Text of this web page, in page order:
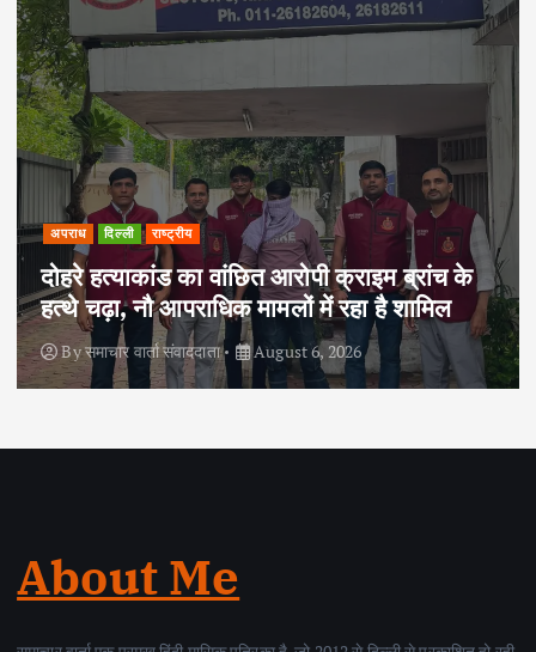
अपराध दिल्ली राष्ट्रीय
दोहरे हत्याकांड का वांछित आरोपी क्राइम ब्रांच के
हत्थे चढ़ा, नौ आपराधिक मामलों में रहा है शामिल
Byसमाचार वार्ता संवाददाता August 6, 2026
About Me